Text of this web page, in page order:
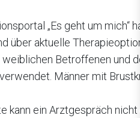
„Es geht um
über aktuelle
Betroffenen und
Männer mit
kann ein Arztgespräch